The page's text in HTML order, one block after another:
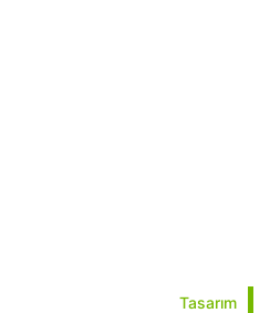
Tasarım